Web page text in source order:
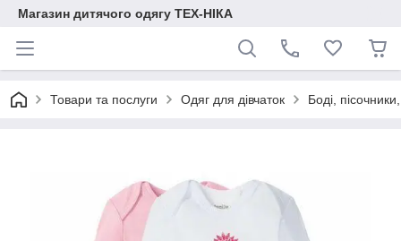
Магазин дитячого одягу ТЕХ-НІКА
Товари та послуги Одяг для дівчаток Боді,